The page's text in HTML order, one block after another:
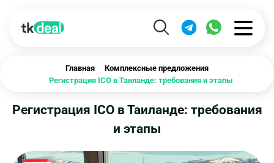
Главная
Комплексные предложения
Регистрация ICO в Таиланде: требования и этапы
Регистрация ICO в Таиланде: требования
и этапы